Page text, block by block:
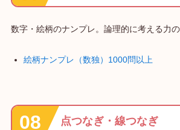
数字・絵柄のナンプレ。論理的に考える力の
絵柄ナンプレ（数独）1000問以上
点つなぎ・線つなぎ